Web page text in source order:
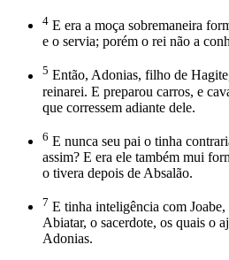
4 E era a moça sobremaneira
e o servia; porém o rei não a
5 Então, Adonias, filho de
reinarei. E preparou carros, e
que corressem adiante dele.
6 E nunca seu pai o tinha
assim? E era ele também mui
o tivera depois de Absalão.
7 E tinha inteligência com
Abiatar, o sacerdote, os quais o
Adonias.